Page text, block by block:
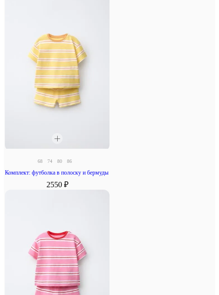
68 74 80 86
Комплект: футболка в полоску и бермуды
2550 ₽